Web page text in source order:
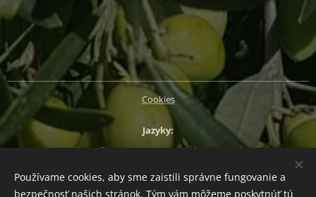
Cookies
Jazyky
Slovenčina
Magyar English Deutsch
Mena
Používame cookies, aby sme zaistili správne fungovanie a
bezpečnosť našich stránok. Tým vám môžeme poskytnúť tú